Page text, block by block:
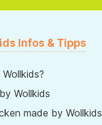
Infos & Tipps
Wollkids?
Wollkids
made by Wollkids